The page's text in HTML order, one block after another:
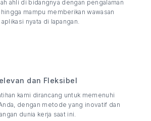
ahli di bidangnya dengan pengalaman
mampu memberikan wawasan
nyata di lapangan.
dan Fleksibel
kami dirancang untuk memenuhi
dengan metode yang inovatif dan
dunia kerja saat ini.